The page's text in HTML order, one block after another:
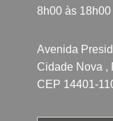
8h00 às 18h00
Avenida
Cidade Nova ,
CEP 14401-